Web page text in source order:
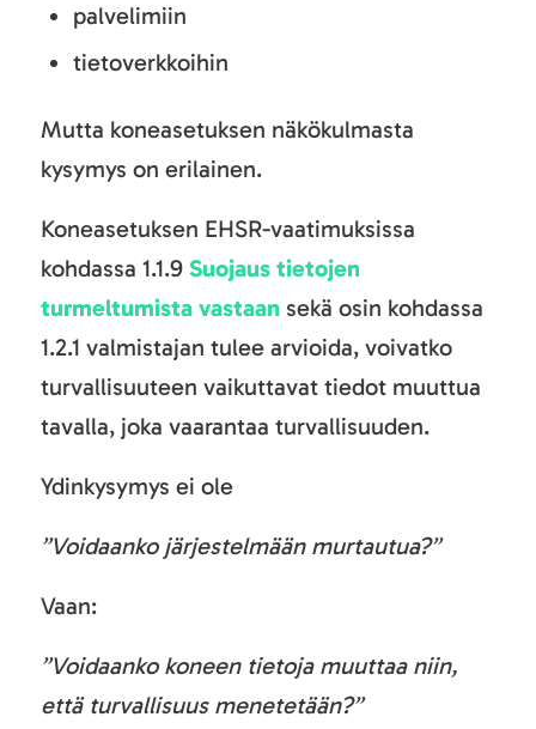
palvelimiin
tietoverkkoihin
Mutta koneasetuksen näkökulmasta
kysymys on erilainen.
Koneasetuksen EHSR-vaatimuksissa
kohdassa 1.1.9 Suojaus tietojen
turmeltumista vastaansekä osin kohdassa
1.2.1 valmistajan tulee arvioida, voivatko
turvallisuuteen vaikuttavat tiedot muuttua
tavalla, joka vaarantaa turvallisuuden.
Ydinkysymys ei ole
”Voidaanko järjestelmään murtautua?”
Vaan:
”Voidaanko koneen tietoja muuttaa niin,
että turvallisuus menetetään?”